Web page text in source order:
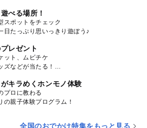
べる場所！
スポットをチェック
日たっぷり思いっきり遊ぼう♪
レゼント
ット、ムビチケ
ズなどが当たる！
キラめくホンモノ体験
プロに教わる
の親子体験プログラム！
全国のおでかけ特集をもっと見る